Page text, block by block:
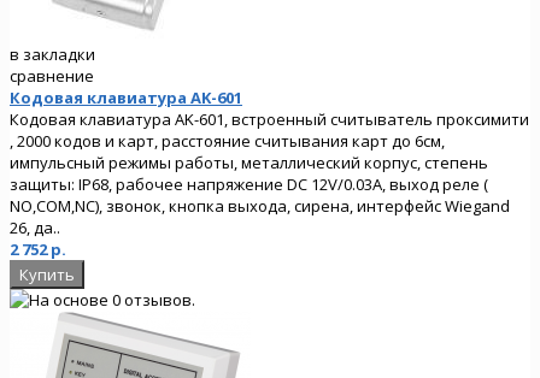
в закладки
сравнение
Кодовая клавиатура AK-601
Кодовая клавиатура AK-601, встроенный считыватель проксимити
, 2000 кодов и карт, расстояние считывания карт до 6см,
импульсный режимы работы, металлический корпус, степень
защиты: IP68, рабочее напряжение DC 12V/0.03A, выход реле (
NO,COM,NC), звонок, кнопка выхода, сирена, интерфейс Wiegand
26, да..
2 752 р.